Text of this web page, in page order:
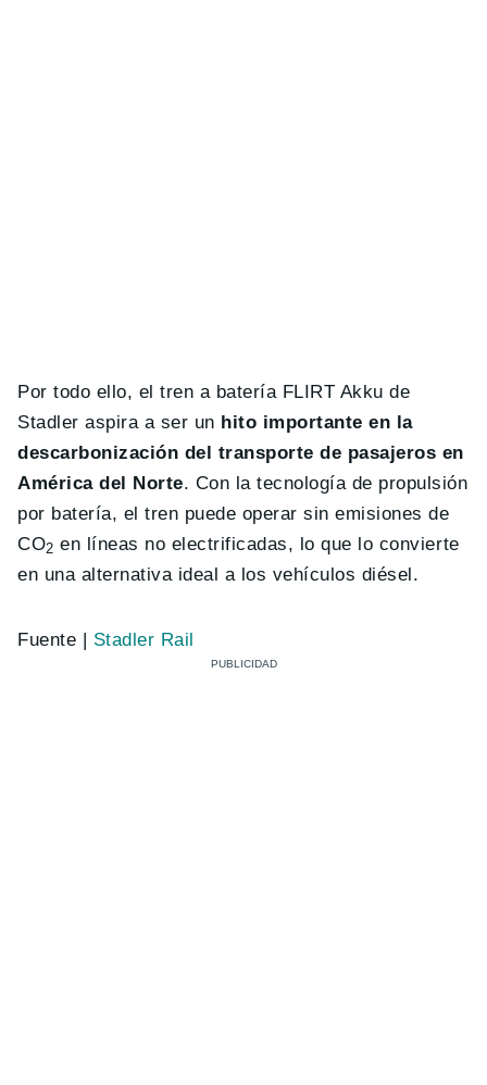
Por todo ello, el tren a batería FLIRT Akku de
Stadler aspira a ser un hito importante en la
descarbonización del transporte de pasajeros en
América del Norte. Con la tecnología de propulsión
por batería, el tren puede operar sin emisiones de
CO2 en líneas no electrificadas, lo que lo convierte
en una alternativa ideal a los vehículos diésel.
Fuente | Stadler Rail